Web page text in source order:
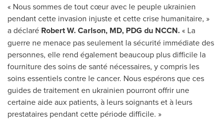
« Nous sommes de tout cœur avec le peuple ukrainien
pendant cette invasion injuste et cette crise humanitaire, »
a déclaré Robert W. Carlson, MD, PDG du NCCN.« La
guerre ne menace pas seulement la sécurité immédiate des
personnes, elle rend également beaucoup plus difficile la
fourniture des soins de santé nécessaires, y compris les
soins essentiels contre le cancer. Nous espérons que ces
guides de traitement en ukrainien pourront offrir une
certaine aide aux patients, à leurs soignants et à leurs
prestataires pendant cette période difficile. »